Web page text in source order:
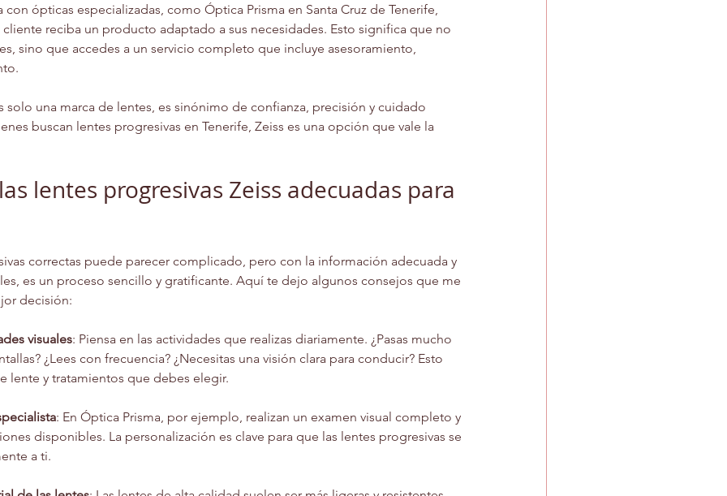
ópticas especializadas, como Óptica Prisma en Santa Cruz de Tenerife,
cliente reciba un producto adaptado a sus necesidades. Esto significa que no
sino que accedes a un servicio completo que incluye asesoramiento,
solo una marca de lentes, es sinónimo de confianza, precisión y cuidado
buscan lentes progresivas en Tenerife, Zeiss es una opción que vale la
lentes progresivas Zeiss adecuadas para
correctas puede parecer complicado, pero con la información adecuada y
es un proceso sencillo y gratificante. Aquí te dejo algunos consejos que me
decisión:
visuales: Piensa en las actividades que realizas diariamente. ¿Pasas mucho
¿Lees con frecuencia? ¿Necesitas una visión clara para conducir? Esto
lente y tratamientos que debes elegir.
: En Óptica Prisma, por ejemplo, realizan un examen visual completo y
disponibles. La personalización es clave para que las lentes progresivas se
a ti.